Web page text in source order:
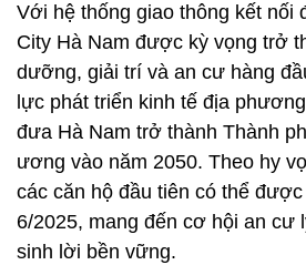
Với hệ thống giao thông kết nối
City Hà Nam được kỳ vọng trở
dưỡng, giải trí và an cư hàng
lực phát triển kinh tế địa
đưa Hà Nam trở thành Thành
ương vào năm 2050. Theo hy
các căn hộ đầu tiên có thể
6/2025, mang đến cơ hội an cư
sinh lời bền vững.